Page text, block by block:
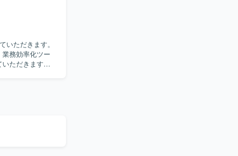
関わること
の方もPower
だけます。
利用してダッ
務効率化ツー
ただきます。